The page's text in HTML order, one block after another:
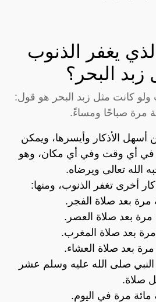
يغفر الذنوب
زبد البحر؟
ولو كانت مثل زبد البحر هو قول:
مرة صباحًا ومساءً.
أسهل الأذكار وأيسرها، ويمكن
في أي وقت وفي أي مكان، وهو
الله تعالى ويرضاه.
أخرى تغفر الذنوب، ومنها:
مرة بعد صلاة الفجر.
مرة بعد صلاة العصر.
مرة بعد صلاة المغرب.
مرة بعد صلاة العشاء.
صلى الله عليه وسلم عشر
صلاة.
مائة مرة في اليوم.